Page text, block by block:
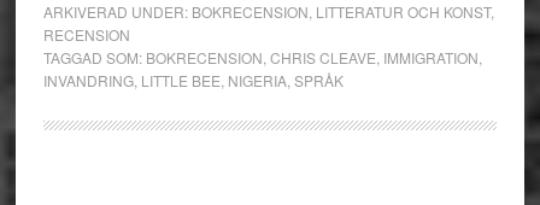
ARKIVERAD UNDER: BOKRECENSION LITTERATUR OCH KONST,
RECENSION
TAGGAD SOM: BOKRECENSION CHRIS CLEAVE IMMIGRATION
INVANDRING, LITTLE BEE NIGERIA, SPRÅK